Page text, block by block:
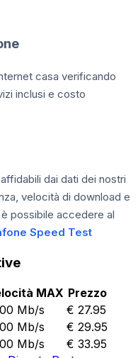
casa verificando
inclusi e costo
dai dati dei nostri
velocità di download e
possibile accedere al
Speed Test
MAX Prezzo
Mb/s € 27.95
Mb/s € 29.95
Mb/s € 33.95